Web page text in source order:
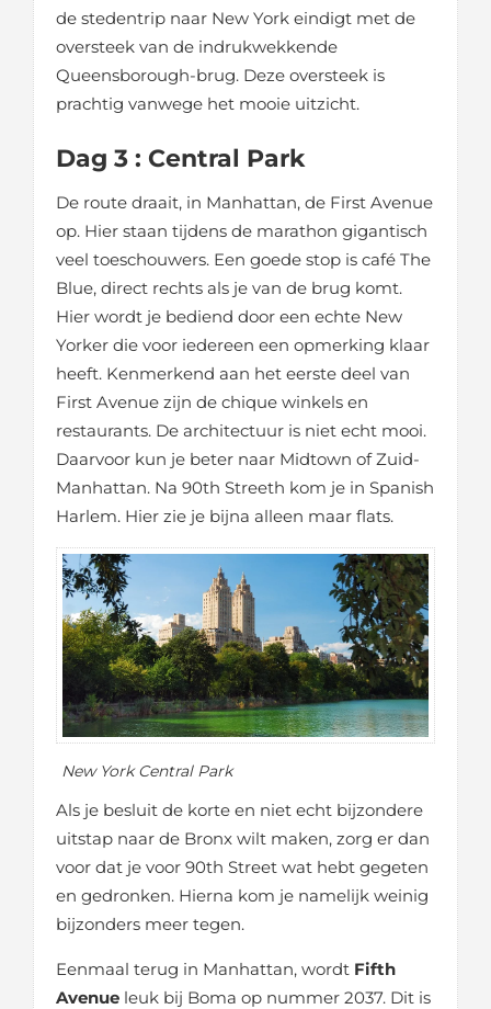
de stedentrip naar New York eindigt met de
oversteek van de indrukwekkende
Queensborough-brug. Deze oversteek is
prachtig vanwege het mooie uitzicht.
Dag 3 : Central Park
De route draait, in Manhattan, de First Avenue
op. Hier staan tijdens de marathon gigantisch
veel toeschouwers. Een goede stop is café The
Blue, direct rechts als je van de brug komt.
Hier wordt je bediend door een echte New
Yorker die voor iedereen een opmerking klaar
heeft. Kenmerkend aan het eerste deel van
First Avenue zijn de chique winkels en
restaurants. De architectuur is niet echt mooi.
Daarvoor kun je beter naar Midtown of Zuid-
Manhattan. Na 90th Streeth kom je in Spanish
Harlem. Hier zie je bijna alleen maar flats.
New York Central Park
Als je besluit de korte en niet echt bijzondere
uitstap naar de Bronx wilt maken, zorg er dan
voor dat je voor 90th Street wat hebt gegeten
en gedronken. Hierna kom je namelijk weinig
bijzonders meer tegen.
Eenmaal terug in Manhattan, wordt Fifth
Avenue leuk bij Boma op nummer 2037. Dit is